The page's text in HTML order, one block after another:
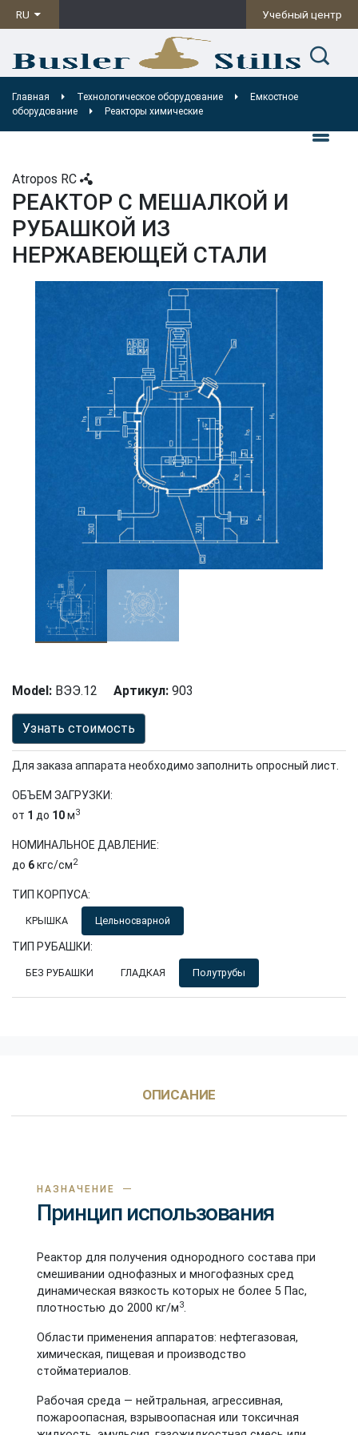
RU Учебный центр
Главная Технологическое оборудование
Емкостное
оборудование
Реакторы химические
Atropos RC
РЕАКТОР С МЕШАЛКОЙ И
РУБАШКОЙ ИЗ
НЕРЖАВЕЮЩЕЙ СТАЛИ
Model: ВЭЭ.12 Артикул: 903
Узнать стоимость
Для заказа аппарата необходимо заполнить опросный лист.
ОБЪЕМ ЗАГРУЗКИ:
от 1 до 10м3
НОМИНАЛЬНОЕ ДАВЛЕНИЕ:
до 6кгс/см2
ТИП КОРПУСА:
КРЫШКА Цельносварной
ТИП РУБАШКИ:
БЕЗ РУБАШКИ ГЛАДКАЯ Полутрубы
ОПИСАНИЕ
НАЗНАЧЕНИЕ
Принцип использования
Реактор для получения однородного состава при
смешивании однофазных и многофазных сред
динамическая вязкость которых не более 5 Пас,
плотностью до 2000 кг/м3.
Области применения аппаратов: нефтегазовая,
химическая, пищевая и производство
стойматериалов.
Рабочая среда — нейтральная, агрессивная,
пожароопасная, взрывоопасная или токсичная